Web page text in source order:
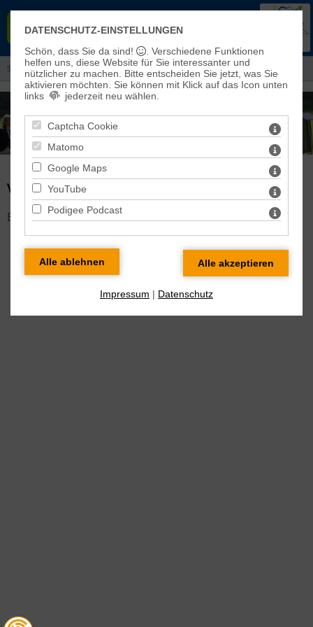
EISLEBEN-SÖMMERDA
Sie sind hier:Aktuelles> Veranstaltungen und Gottesdienste
VERANSTALTUNG DETAILS
Es gibt keine Veranstaltung mit dieser ID!
DATENSCHUTZ-EINSTELLUNGEN
Schön, dass Sie da sind!
. Verschiedene Funktionen
helfen uns, diese Website für Sie interessanter und
nützlicher zu machen.
Bitte entscheiden Sie jetzt, was Sie
aktivieren möchten. Sie können mit Klick auf das Icon unten
links
jederzeit neu wählen.
Captcha Cookie
Matomo
Google Maps
YouTube
Podigee Podcast
Impressum | Datenschutz